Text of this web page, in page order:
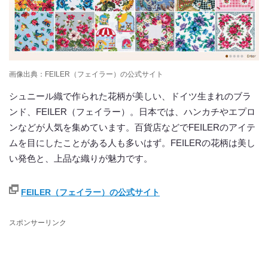
画像出典：FEILER（フェイラー）の公式サイト
シュニール織で作られた花柄が美しい、ドイツ生まれのブラ
ンド、FEILER（フェイラー）。日本では、ハンカチやエプロ
ンなどが人気を集めています。百貨店などでFEILERのアイテ
ムを目にしたことがある人も多いはず。FEILERの花柄は美し
い発色と、上品な織りが魅力です。
FEILER（フェイラー）の公式サイト
スポンサーリンク